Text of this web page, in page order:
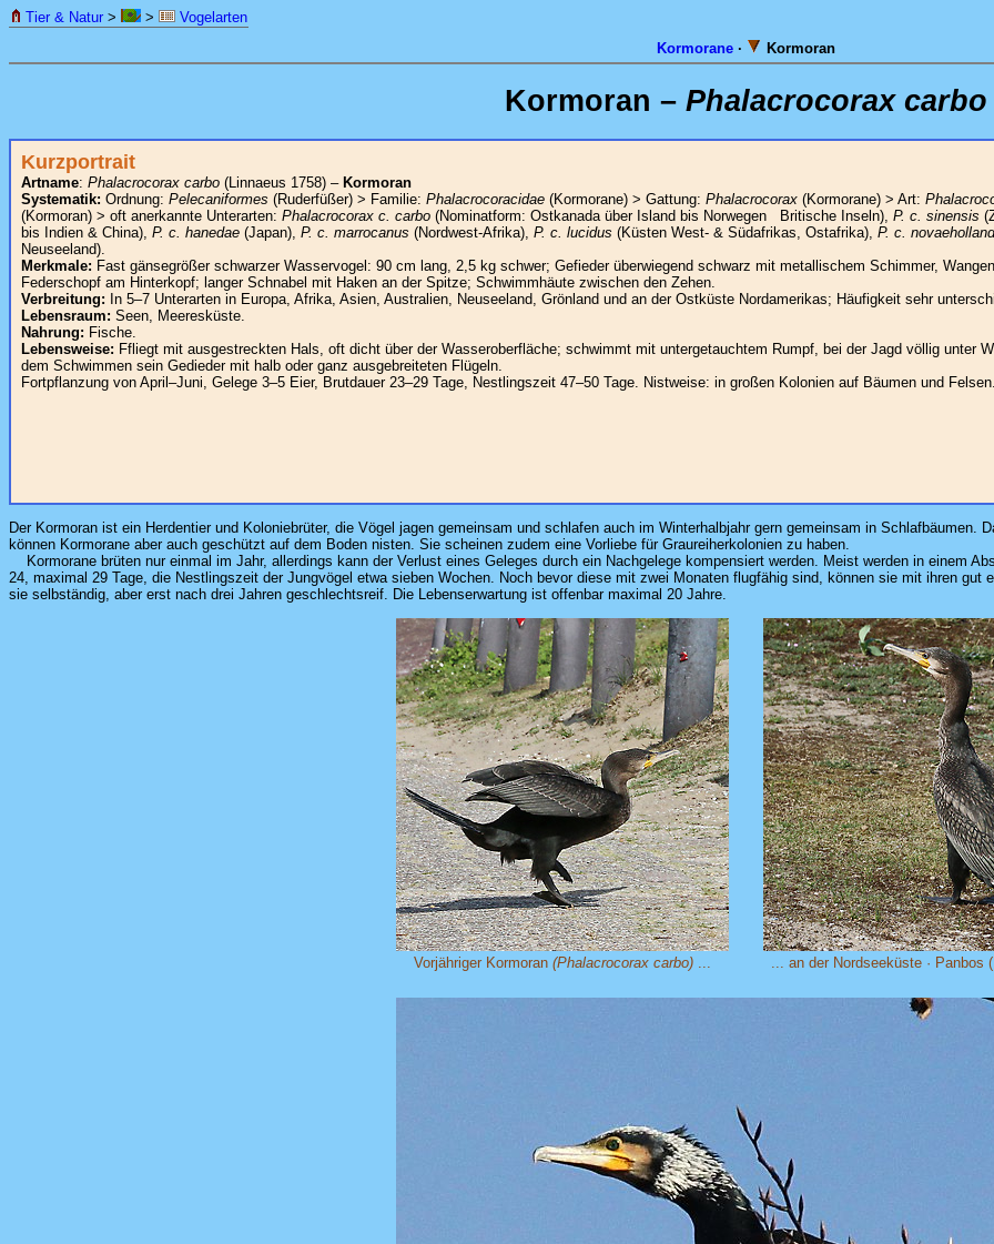
Tier & Natur > >
Vogelarten
Kormorane· Kormoran
Kormoran – Phalacrocorax carbo
Kurzportrait
Artname: Phalacrocorax carbo (Linnaeus 1758) – Kormoran
Systematik: Ordnung: Pelecaniformes (Ruderfüßer) > Familie: Phalacrocoracidae (Kormorane) > Gattung: Phalacrocorax (Kormorane) > Art:
(Kormoran) > oft anerkannte Unterarten: Phalacrocorax c. carbo (Nominatform: Ostkanada über Island bis Norwegen Britische Inseln), P. c. sinensis
bis Indien & China), P. c. hanedae (Japan), P. c. marrocanus (Nordwest-Afrika), P. c. lucidus (Küsten West- & Südafrikas, Ostafrika), P. c.
Neuseeland).
Merkmale: Fast gänsegrößer schwarzer Wasservogel: 90 cm lang, 2,5 kg schwer; Gefieder überwiegend schwarz mit metallischem Schimmer,
Federschopf am Hinterkopf; langer Schnabel mit Haken an der Spitze; Schwimmhäute zwischen den Zehen.
Verbreitung: In 5–7 Unterarten in Europa, Afrika, Asien, Australien, Neuseeland, Grönland und an der Ostküste Nordamerikas; Häufigkeit sehr
Lebensraum: Seen, Meeresküste.
Nahrung: Fische.
Lebensweise: Ffliegt mit ausgestreckten Hals, oft dicht über der Wasseroberfläche; schwimmt mit untergetauchtem Rumpf, bei der Jagd völlig unter
dem Schwimmen sein Gedieder mit halb oder ganz ausgebreiteten Flügeln.
Fortpflanzung von April–Juni, Gelege 3–5 Eier, Brutdauer 23–29 Tage, Nestlingszeit 47–50 Tage. Nistweise: in großen Kolonien auf Bäumen und
Der Kormoran ist ein Herdentier und Koloniebrüter, die Vögel jagen gemeinsam und schlafen auch im Winterhalbjahr gern gemeinsam in
können Kormorane aber auch geschützt auf dem Boden nisten. Sie scheinen zudem eine Vorliebe für Graureiherkolonien zu haben.
Kormorane brüten nur einmal im Jahr, allerdings kann der Verlust eines Geleges durch ein Nachgelege kompensiert werden. Meist werden in einem
24, maximal 29 Tage, die Nestlingszeit der Jungvögel etwa sieben Wochen. Noch bevor diese mit zwei Monaten flugfähig sind, können sie mit ihren
sie selbständig, aber erst nach drei Jahren geschlechtsreif. Die Lebenserwartung ist offenbar maximal 20 Jahre.
Vorjähriger Kormoran (Phalacrocorax carbo)... ... an der Nordseeküste · Panbos